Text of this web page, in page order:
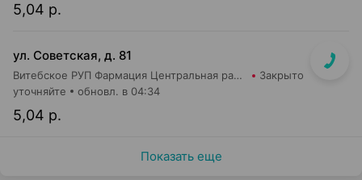
5,04 р.
ул. Советская, д. 81
Витебское РУП Фармация Центральная районная аптека №67 Закрыто
5,04 р.
уточняйте обновл. в 04:34
Показать еще